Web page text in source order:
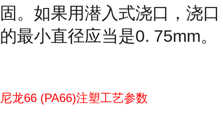
固。如果用潜入式浇口，浇口
的最小直径应当是0. 75mm。
尼龙66 (PA66)注塑工艺参数